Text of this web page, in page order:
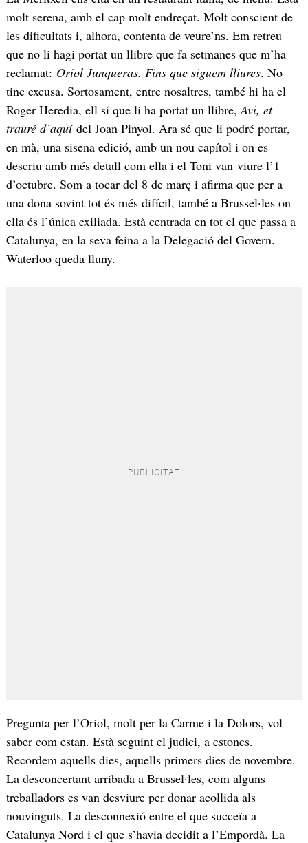
molt serena, amb el cap molt endreçat. Molt conscient de
les dificultats i, alhora, contenta de veure’ns. Em retreu
que no li hagi portat un llibre que fa setmanes que m’ha
reclamat: Oriol Junqueras. Fins que siguem lliures. No
tinc excusa. Sortosament, entre nosaltres, també hi ha el
Roger Heredia, ell sí que li ha portat un llibre,Avi, et
trauré d’aquídel Joan Pinyol. Ara sé que li podré portar,
en mà, una sisena edició, amb un nou capítol i on es
descriu amb més detall com ella i el Toni van viure l’1
d’octubre. Som a tocar del 8 de març i afirma que per a
una dona sovint tot és més difícil, també a Brussel·les on
ella és l’única exiliada. Està centrada en tot el que passa a
Catalunya, en la seva feina a la Delegació del Govern.
Waterloo queda lluny.
Pregunta per l’Oriol, molt per la Carme i la Dolors, vol
saber com estan. Està seguint el judici, a estones.
Recordem aquells dies, aquells primers dies de novembre.
La desconcertant arribada a Brussel·les, com alguns
treballadors es van desviure per donar acollida als
nouvinguts. La desconnexió entre el que succeïa a
Catalunya Nord i el que s’havia decidit a l’Empordà. La